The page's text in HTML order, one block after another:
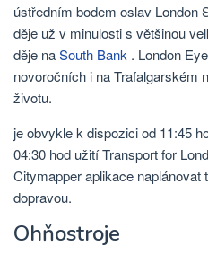
ústředním bodem oslav London
děje už v minulosti s většinou
děje naSouth Bank . London
novoročních i na Trafalgarském
životu.
je obvykle k dispozici od 11:45
04:30 hod užití Transport for
Citymapper aplikace
dopravou.
Ohňostroje